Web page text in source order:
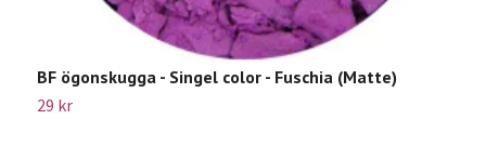
BF ögonskugga - Singel color - Fuschia (Matte)
29 kr